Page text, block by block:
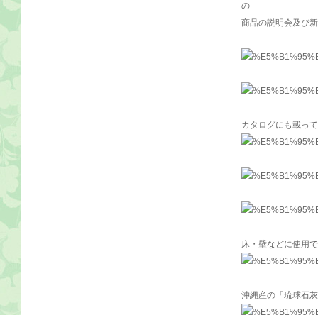
の
商品の説明会及び
カタログにも載っ
床・壁などに使用
沖縄産の「琉球石